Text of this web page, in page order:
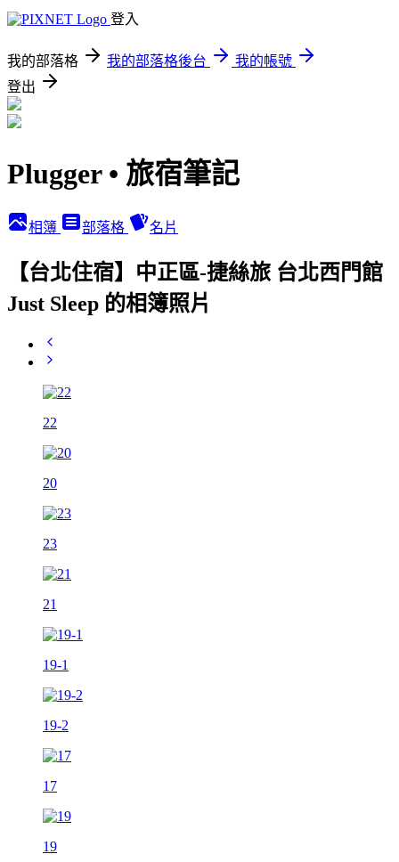
登入
我的部落格 我的部落格後台
我的帳號
登出
Plugger • 旅宿筆記
相簿 部落格 名片
【台北住宿】中正區-捷絲旅 台北西門館
Just Sleep 的相簿照片
22
20
23
21
19-1
19-2
17
19